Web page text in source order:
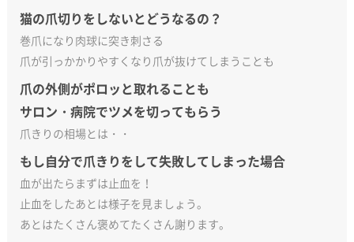
猫の爪切りをしないとどうなるの？
巻爪になり肉球に突き刺さる
爪が引っかかりやすくなり爪が抜けてしまうことも
爪の外側がポロッと取れることも
サロン・病院でツメを切ってもらう
爪きりの相場とは・・
もし自分で爪きりをして失敗してしまった場合
血が出たらまずは止血を！
止血をしたあとは様子を見ましょう。
あとはたくさん褒めてたくさん謝ります。